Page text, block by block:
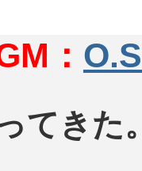
：
てきた